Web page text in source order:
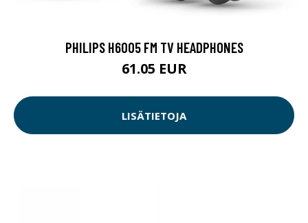
PHILIPS H6005 FM TV HEADPHONES
61.05 EUR
LISÄTIETOJA